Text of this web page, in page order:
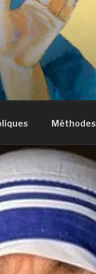
Méthodes